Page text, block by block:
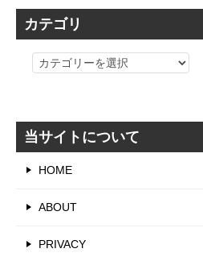
カテゴリ
カ
リ
当サイトについて
HOME
ABOUT
PRIVACY